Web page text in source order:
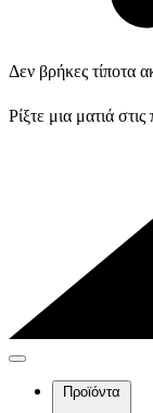
Δεν βρήκες τίποτα
Ρίξτε μια ματιά
Προϊόντα